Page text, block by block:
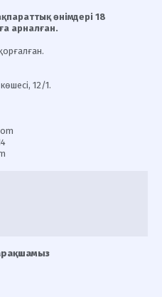
өнімдері 18
арналған.
12/1.